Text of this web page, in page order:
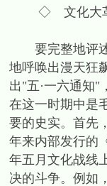
◇ 文化大革
要完整地评述
地呼唤出漫天狂
出"五·一六通知"
在这一时期中是
要的史实。首先
年来内部发行的
年五月文化战线
决的斗争。例如